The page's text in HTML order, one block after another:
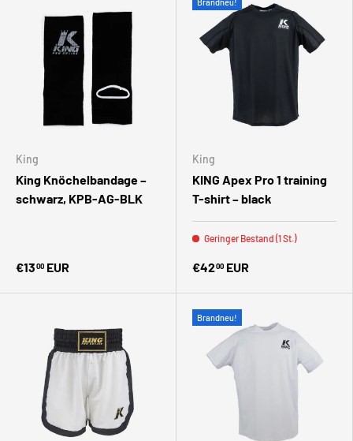
King
King Knöchelbandage –
schwarz, KPB-AG-BLK
€1300 EUR
Brandneu!
King
KING Apex Pro 1 training
T-shirt – black
Geringer Bestand (1 St.)
€4200 EUR
Brandneu!